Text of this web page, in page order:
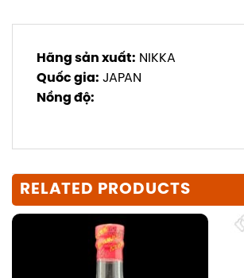
Hãng sản xuất: NIKKA
Quốc gia: JAPAN
Nồng độ:
RELATED PRODUCTS